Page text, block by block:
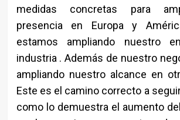
medidas concretas para
presencia en Europa y
estamos ampliando nuestro
industria . Además de nuestro
ampliando nuestro alcance en
Este es el camino correcto a
como lo demuestra el aumento